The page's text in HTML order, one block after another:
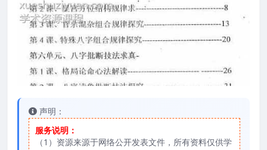
声明：
服务说明：
（1）资源来源于网络公开发表文件，所有资料仅供学